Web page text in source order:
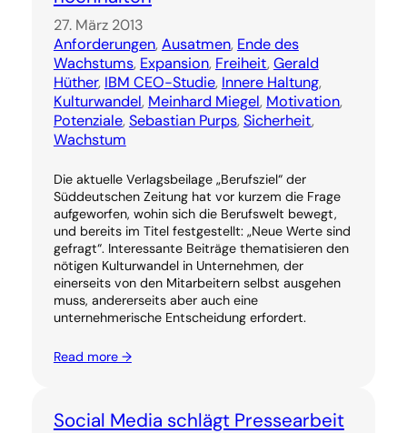
27. März 2013
Anforderungen, Ausatmen, Ende des
Wachstums, Expansion, Freiheit, Gerald
Hüther, IBM CEO-Studie, Innere Haltung,
Kulturwandel, Meinhard Miegel, Motivation,
Potenziale, Sebastian Purps, Sicherheit,
Wachstum
Die aktuelle Verlagsbeilage „Berufsziel“ der
Süddeutschen Zeitung hat vor kurzem die Frage
aufgeworfen, wohin sich die Berufswelt bewegt,
und bereits im Titel festgestellt: „Neue Werte sind
gefragt“. Interessante Beiträge thematisieren den
nötigen Kulturwandel in Unternehmen, der
einerseits von den Mitarbeitern selbst ausgehen
muss, andererseits aber auch eine
unternehmerische Entscheidung erfordert.
Read more →
Social Media schlägt Pressearbeit